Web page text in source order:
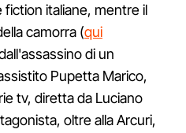
fiction italiane, mentre il
camorra (qui
di un
Pupetta Marico,
tv, diretta da Luciano
oltre alla Arcuri,